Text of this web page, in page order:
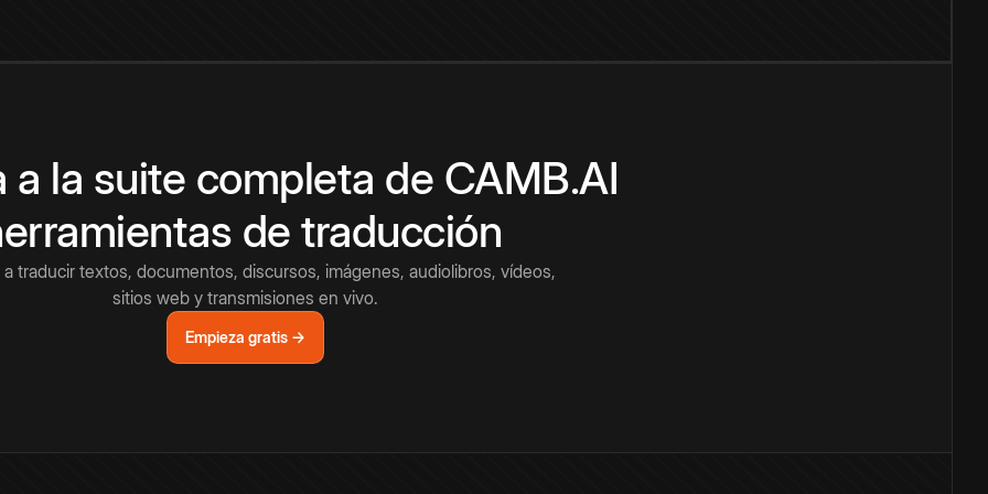
a la suite completa de CAMB.AI
de traducción
a traducir textos, documentos, discursos, imágenes, audiolibros, vídeos,
sitios web y transmisiones en vivo.
Empieza gratis →